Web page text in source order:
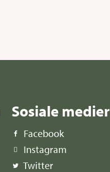
Sosiale medier
Facebook
Instagram
Twitter